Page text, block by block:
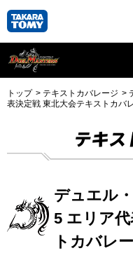
トップ テキストカバレージ
表決定戦 東北大会テキストカバ
テキス
デュエル
5 エリア
トカバレ